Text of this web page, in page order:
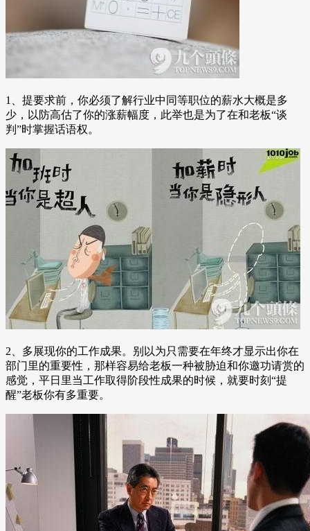
1、提要求前，你必须了解行业中同等职位的薪水大概是多
少，以防高估了你的涨薪幅度，此举也是为了在和老板“谈
判”时掌握话语权。
2、多展现你的工作成果。别以为只需要在年终才显示出你在
部门里的重要性，那样容易给老板一种被胁迫和你邀功请赏的
感觉，平日里当工作取得阶段性成果的时候，就要时刻“提
醒”老板你有多重要。